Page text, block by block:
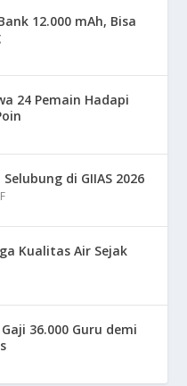
12.000 mAh, Bisa
24 Pemain Hadapi
di GIIAS 2026
Kualitas Air Sejak
36.000 Guru demi